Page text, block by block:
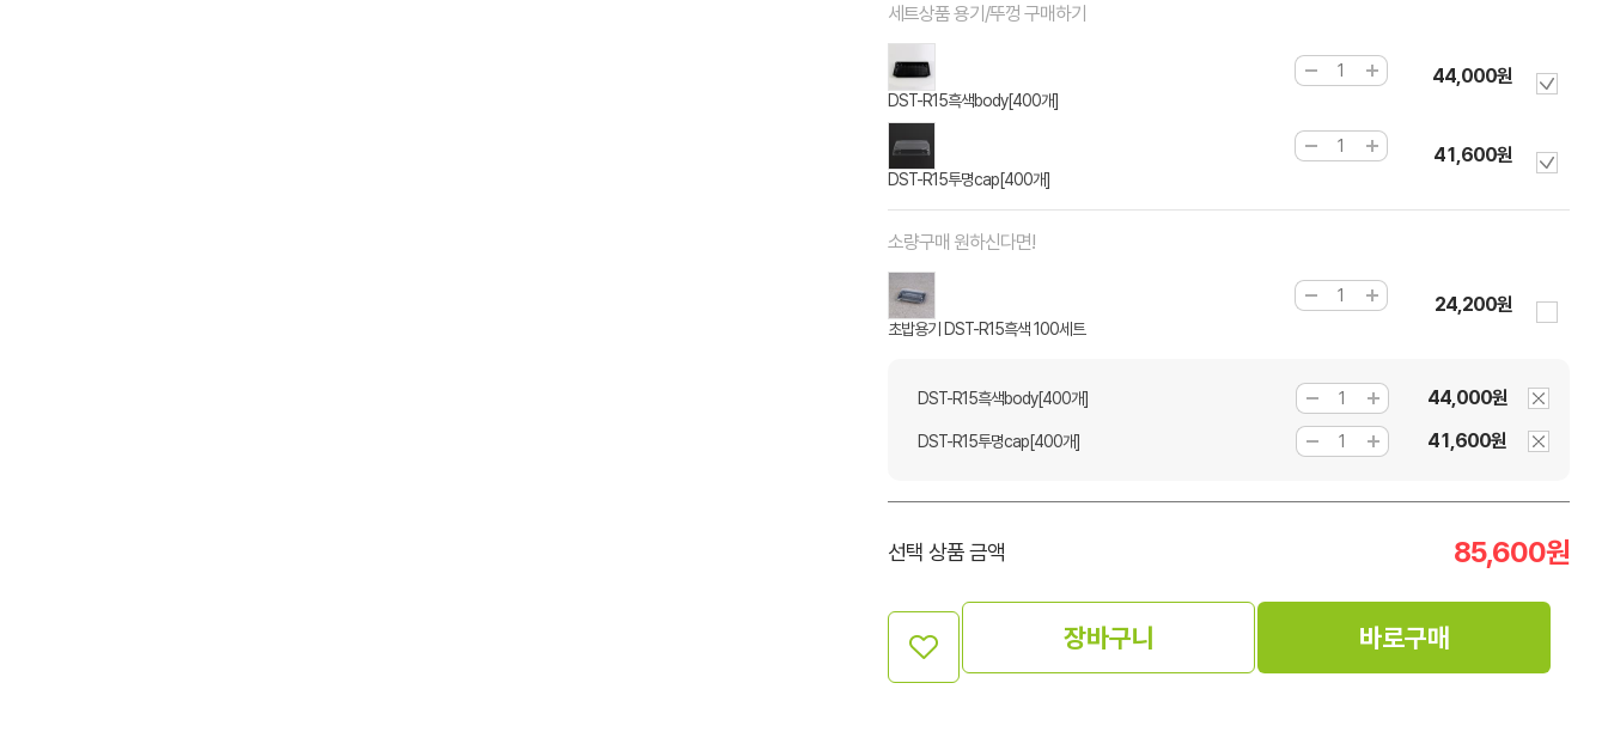
세트상품 용기/뚜껑 구매하기
DST-R15흑색body[400개]
44,000원
DST-R15투명cap[400개]
41,600원
소량구매 원하신다면!
초밥용기 DST-R15흑색 100세트
24,200원
DST-R15흑색body[400개] 44,000원
DST-R15투명cap[400개] 41,600원
선택 상품 금액 85,600원
장바구니 바로구매